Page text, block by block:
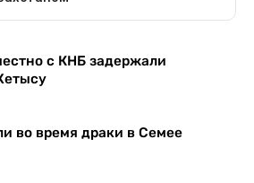
с КНБ задержали
во время драки в Семее